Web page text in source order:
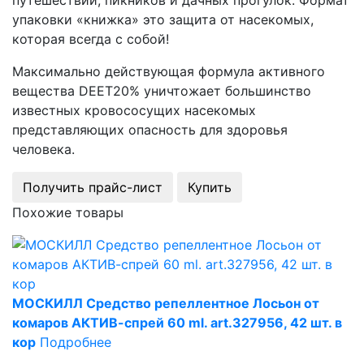
упаковки «книжка» это защита от насекомых,
которая всегда с собой!
Максимально действующая формула активного
вещества DEET20% уничтожает большинство
известных кровососущих насекомых
представляющих опасность для здоровья
человека.
Получить прайс-лист
Купить
Похожие товары
МОСКИЛЛ Средство репеллентное Лосьон от
комаров АКТИВ-спрей 60 ml. art.327956, 42 шт. в
кор Подробнее